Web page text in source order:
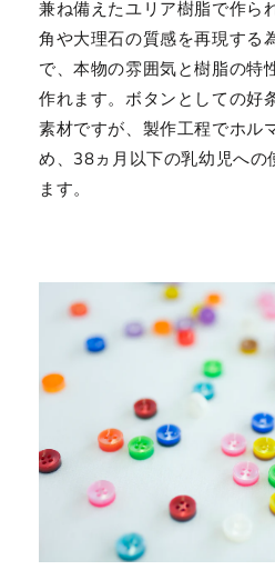
兼ね備えたユリア樹脂で作ら
角や大理石の質感を再現する
で、本物の雰囲気と樹脂の特
作れます。ボタンとしての好
素材ですが、製作工程でホル
め、38ヵ月以下の乳幼児への
ます。